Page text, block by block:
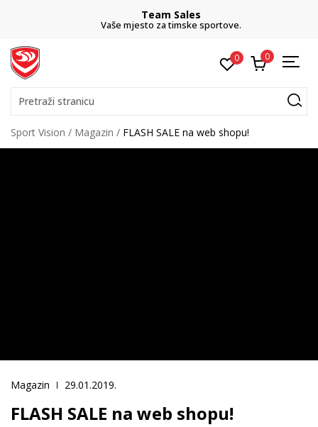
Team Sales
Vaše mjesto za timske sportove.
0 0
Pretraži stranicu
Sport Vision Magazin FLASH SALE na web shopu!
Magazin 29.01.2019.
FLASH SALE na web shopu!